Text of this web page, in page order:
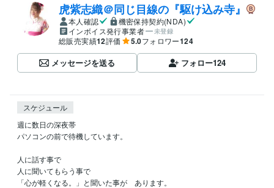
虎紫志織＠同じ目線の『駆け込み寺』
本人確認
機密保持契約(NDA)
インボイス発行事業者
未登録
総販売実績12評価 5.0フォロワー124
メッセージを送る フォロー124
スケジュール
週に数日の深夜帯
パソコンの前で待機しています。
人に話す事で
人に聞いてもらう事で
「心が軽くなる。」と聞いた事が　あります。